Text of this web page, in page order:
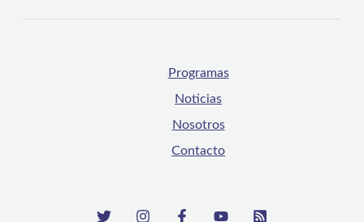
Programas
Noticias
Nosotros
Contacto